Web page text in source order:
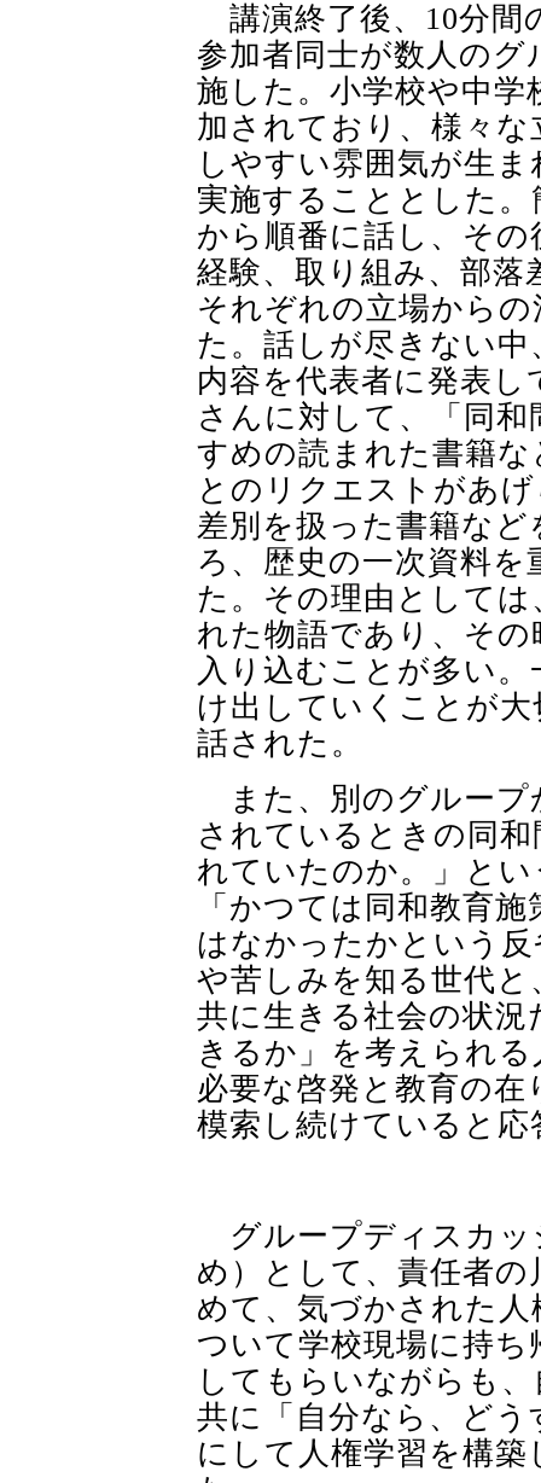
講演終了後、 10分間
参加者同士が数人の
施した。小学校や中学
加されており、様々
しやすい雰囲気が生
実施することとした
から順番に話し、そ
経験、取り組み、部落
それぞれの立場から
た。話しが尽きない
内容を代表者に発表
さんに対して、「同
すめの読まれた書籍
とのリクエストがあ
差別を扱った書籍な
ろ、歴史の一次資料
た。その理由として
れた物語であり、そ
入り込むことが多い
け出していくことが
話された。
また、別のグループ
されているときの同
れていたのか。」と
「かつては同和教育
はなかったかという
や苦しみを知る世代
共に生きる社会の状
きるか」を考えられ
必要な啓発と教育の
模索し続けていると応
グループディスカッ
め）として、責任者
めて、気づかされた
ついて学校現場に持
してもらいながらも
共に「自分なら、ど
にして人権学習を構